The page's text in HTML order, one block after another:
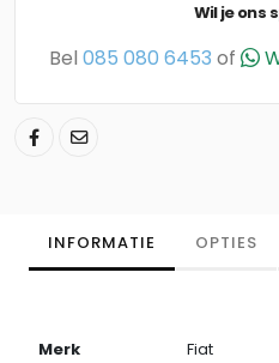
Wil je ons
Bel 085 080 6453 of
INFORMATIE OPTIES
Merk Fiat